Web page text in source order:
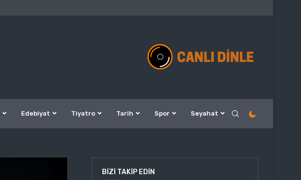
Edebiyat Tiyatro Tarih Spor Seyahat
BIZI TAKIP EDIN